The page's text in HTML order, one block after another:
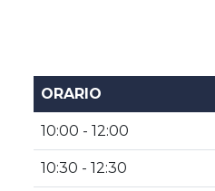
ORARIO
10:00 - 12:00
10:30 - 12:30